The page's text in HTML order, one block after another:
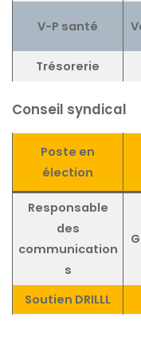
V-P santé
Trésorerie
Conseil syndical
Poste en
élection
Responsable
des
communication
s
Soutien DRILLL